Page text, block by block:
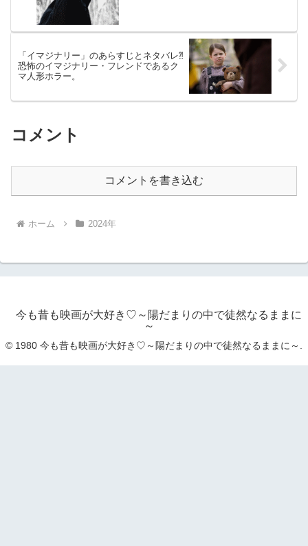
「イマジナリー」のあらすじとネタバレ⁈
恐怖のイマジナリー・フレンドであるク
マ人形ホラー。
コメント
コメントを書き込む
ホーム 2024年
今も昔も映画が大好き♡～陽だまりの中で徒然なるままに
～
© 1980 今も昔も映画が大好き♡～陽だまりの中で徒然なるままに～.